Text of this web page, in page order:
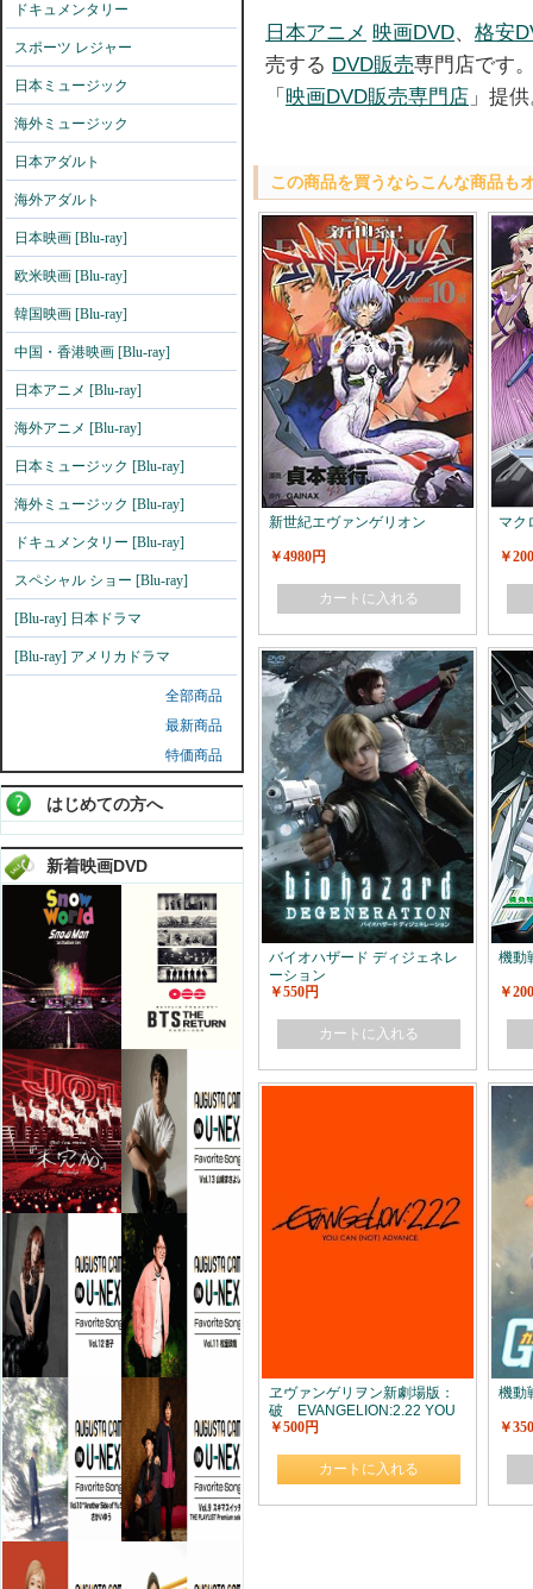
ドキュメンタリー
スポーツ レジャー
日本ミュージック
海外ミュージック
日本アダルト
海外アダルト
日本映画 [Blu-ray]
欧米映画 [Blu-ray]
韓国映画 [Blu-ray]
中国・香港映画 [Blu-ray]
日本アニメ [Blu-ray]
海外アニメ [Blu-ray]
日本ミュージック [Blu-ray]
海外ミュージック [Blu-ray]
ドキュメンタリー [Blu-ray]
スペシャル ショー [Blu-ray]
[Blu-ray] 日本ドラマ
[Blu-ray] アメリカドラマ
全部商品
最新商品
特価商品
はじめての方へ
新着映画DVD
日本アニメ 映画DVD、 格安
売する DVD販売専門店です
「 映画DVD販売専門店 」提
この商品を買うならこんな商品も
新世紀エヴァンゲリオン
￥4980円
カートに入れる
マク
￥
バイオハザード ディジェネレ
ーション
￥550円
カートに入れる
機動
￥
ヱヴァンゲリヲン新劇場版：
破 EVANGELION:2.22 YOU
CAN (NOT) ADVANCE.
￥500円
カートに入れる
機動
￥